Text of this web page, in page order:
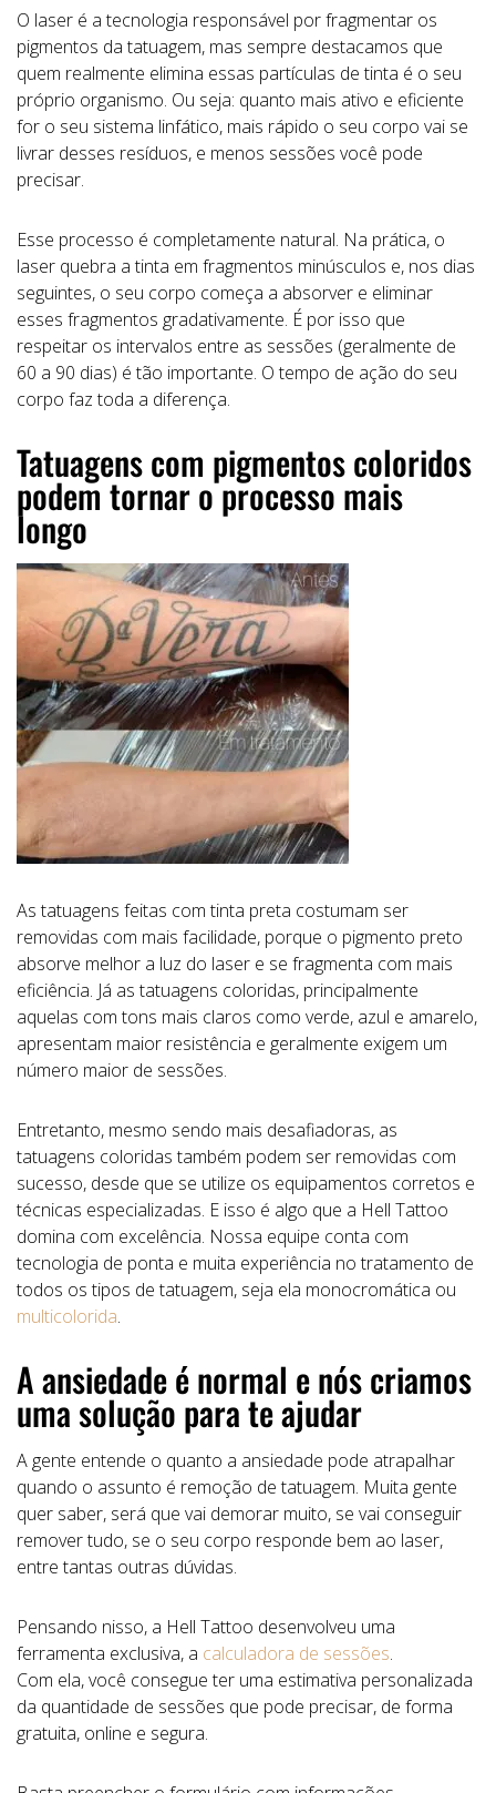
O laser é a tecnologia responsável por fragmentar os
pigmentos da tatuagem, mas sempre destacamos que
quem realmente elimina essas partículas de tinta é o seu
próprio organismo. Ou seja: quanto mais ativo e eficiente
for o seu sistema linfático, mais rápido o seu corpo vai se
livrar desses resíduos, e menos sessões você pode
precisar.
Esse processo é completamente natural. Na prática, o
laser quebra a tinta em fragmentos minúsculos e, nos dias
seguintes, o seu corpo começa a absorver e eliminar
esses fragmentos gradativamente. É por isso que
respeitar os intervalos entre as sessões (geralmente de
60 a 90 dias) é tão importante. O tempo de ação do seu
corpo faz toda a diferença.
Tatuagens com pigmentos coloridos
podem tornar o processo mais
longo
As tatuagens feitas com tinta preta costumam ser
removidas com mais facilidade, porque o pigmento preto
absorve melhor a luz do laser e se fragmenta com mais
eficiência. Já as tatuagens coloridas, principalmente
aquelas com tons mais claros como verde, azul e amarelo,
apresentam maior resistência e geralmente exigem um
número maior de sessões.
Entretanto, mesmo sendo mais desafiadoras, as
tatuagens coloridas também podem ser removidas com
sucesso, desde que se utilize os equipamentos corretos e
técnicas especializadas. E isso é algo que a Hell Tattoo
domina com excelência. Nossa equipe conta com
tecnologia de ponta e muita experiência no tratamento de
todos os tipos de tatuagem, seja ela monocromática ou
multicolorida.
A ansiedade é normal e nós criamos
uma solução para te ajudar
A gente entende o quanto a ansiedade pode atrapalhar
quando o assunto é remoção de tatuagem. Muita gente
quer saber, será que vai demorar muito, se vai conseguir
remover tudo, se o seu corpo responde bem ao laser,
entre tantas outras dúvidas.
Pensando nisso, a Hell Tattoo desenvolveu uma
ferramenta exclusiva, a calculadora de sessões.
Com ela, você consegue ter uma estimativa personalizada
da quantidade de sessões que pode precisar, de forma
gratuita, online e segura.